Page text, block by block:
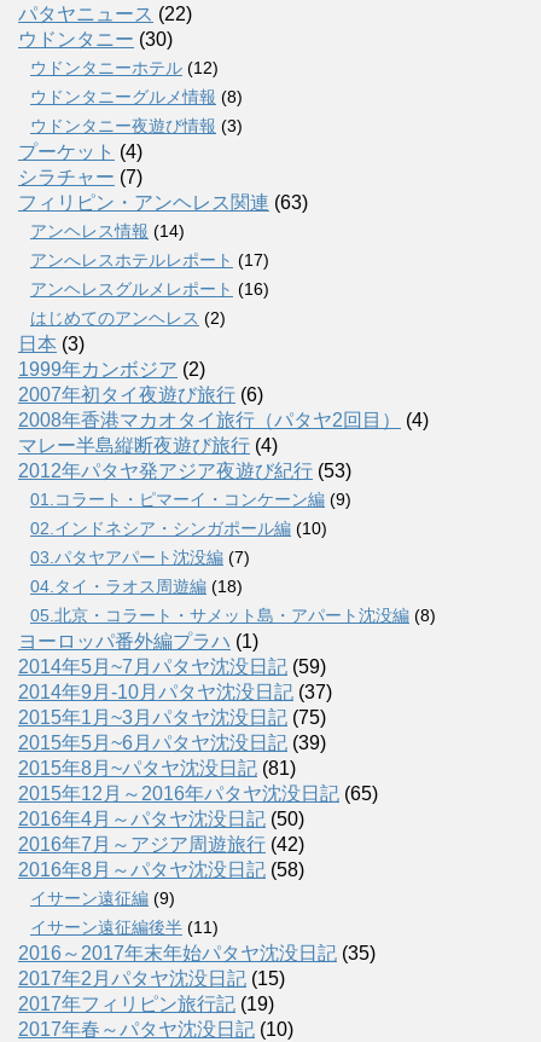
パタヤニュース (22)
ウドンタニー (30)
ウドンタニーホテル (12)
ウドンタニーグルメ情報 (8)
ウドンタニー夜遊び情報 (3)
プーケット (4)
シラチャー (7)
フィリピン・アンヘレス関連 (63)
アンヘレス情報 (14)
アンへレスホテルレポート (17)
アンヘレスグルメレポート (16)
はじめてのアンヘレス (2)
日本 (3)
1999年カンボジア (2)
2007年初タイ夜遊び旅行 (6)
2008年香港マカオタイ旅行（パタヤ2回目）
(4)
マレー半島縦断夜遊び旅行 (4)
2012年パタヤ発アジア夜遊び紀行 (53)
01.コラート・ピマーイ・コンケーン編 (9)
02.インドネシア・シンガポール編 (10)
03.パタヤアパート沈没編 (7)
04.タイ・ラオス周遊編 (18)
05.北京・コラート・サメット島・アパート沈没編 (8)
ヨーロッパ番外編プラハ (1)
2014年5月~7月パタヤ沈没日記 (59)
2014年9月-10月パタヤ沈没日記 (37)
2015年1月~3月パタヤ沈没日記 (75)
2015年5月~6月パタヤ沈没日記 (39)
2015年8月~パタヤ沈没日記 (81)
2015年12月～2016年パタヤ沈没日記 (65)
2016年4月～パタヤ沈没日記 (50)
2016年7月～アジア周遊旅行 (42)
2016年8月～パタヤ沈没日記 (58)
イサーン遠征編 (9)
イサーン遠征編後半 (11)
2016～2017年末年始パタヤ沈没日記 (35)
2017年2月パタヤ沈没日記 (15)
2017年フィリピン旅行記 (19)
2017年春～パタヤ沈没日記 (10)